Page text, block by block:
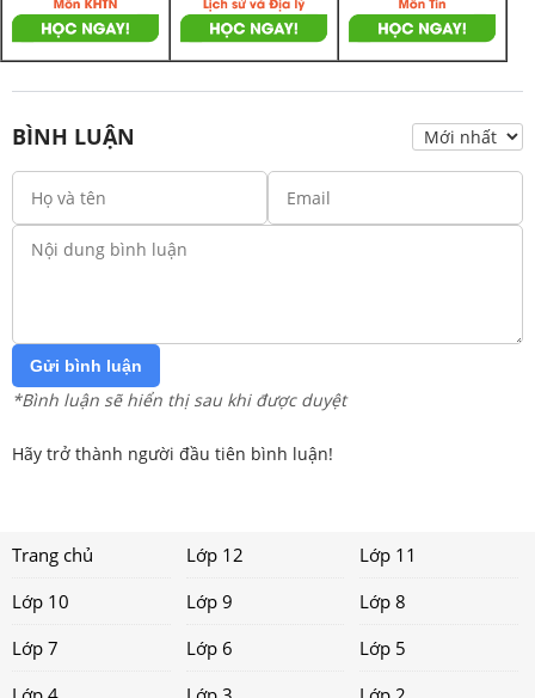
BÌNH LUẬN
Gửi bình luận
*Bình luận sẽ hiển thị sau khi được duyệt
Hãy trở thành người đầu tiên bình luận!
Trang chủ Lớp 12
Lớp 11
Lớp 10
Lớp 9
Lớp 8
Lớp 7
Lớp 6
Lớp 5